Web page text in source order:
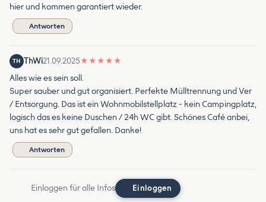
hier und kommen garantiert wieder.
Antworten
TH ThWi21.09.2025★ ★ ★ ★ ★
Alles wie es sein soll.
Super sauber und gut organisiert. Perfekte Mülltrennung und Ver
/ Entsorgung. Das ist ein Wohnmobilstellplatz - kein Campingplatz,
logisch das es keine Duschen / 24h WC gibt. Schönes Café anbei,
uns hat es sehr gut gefallen. Danke!
Antworten
Einloggen für alle Infos Einloggen